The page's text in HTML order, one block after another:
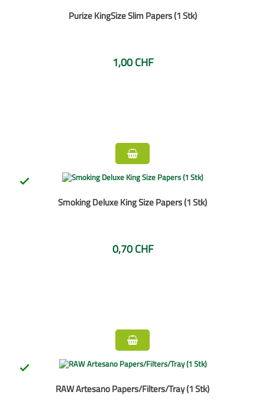
Purize KingSize Slim Papers (1 Stk)
1,00 CHF

Smoking Deluxe King Size Papers (1 Stk)
0,70 CHF

RAW Artesano Papers/Filters/Tray (1 Stk)